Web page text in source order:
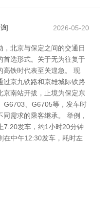
2026-05-20
，北京与保定之间的交通日
首选形式。关于无为往复于
高铁时代表至关遑急。 现
过京九铁路和京雄城际铁路
京南站开拔，止境为保定东
G6703、G6705等，发车时
需求的乘客继承。 举例，
7:20发车，约1小时20分钟
在中午12:30发车，耗时左